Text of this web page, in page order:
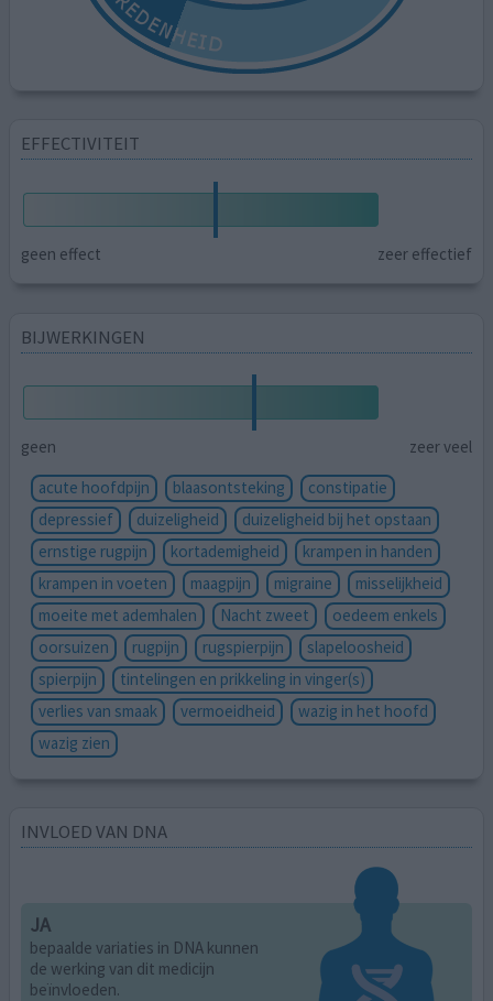
EFFECTIVITEIT
geen effect zeer effectief
BIJWERKINGEN
geen
zeer veel
acute hoofdpijn
blaasontsteking
constipatie
depressief
duizeligheid
duizeligheid bij het opstaan
ernstige rugpijn
kortademigheid
krampen in handen
krampen in voeten
maagpijn migraine
misselijkheid
moeite met ademhalen
Nacht zweet
oedeem enkels
oorsuizen
rugpijn rugspierpijn
slapeloosheid
spierpijn
tintelingen en prikkeling in vinger(s)
verlies van smaak
vermoeidheid
wazig in het hoofd
wazig zien
INVLOED VAN DNA
JA
bepaalde variaties in DNA kunnen
de werking van dit medicijn
beïnvloeden.